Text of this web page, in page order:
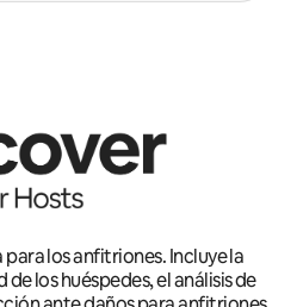
los anfitriones. Incluye la
los huéspedes, el análisis de